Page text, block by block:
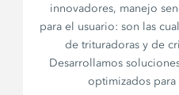
innovadores, manejo
para el usuario: son las
de trituradoras y de
Desarrollamos
optimizados para